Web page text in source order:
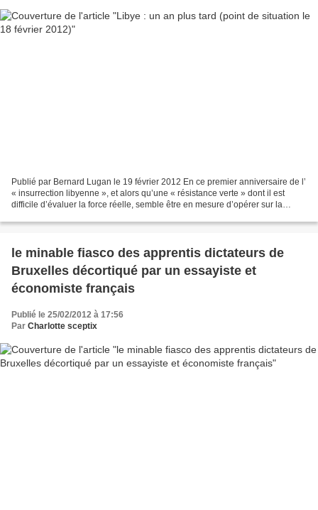
Publié par Bernard Lugan le 19 février 2012 En ce premier anniversaire de l’
« insurrection libyenne », et alors qu’une « résistance verte » dont il est
difficile d’évaluer la force réelle, semble être en mesure d’opérer sur la
le minable fiasco des apprentis dictateurs de
Bruxelles décortiqué par un essayiste et
économiste français
Publié le 25/02/2012 à 17:56
Par Charlotte sceptix